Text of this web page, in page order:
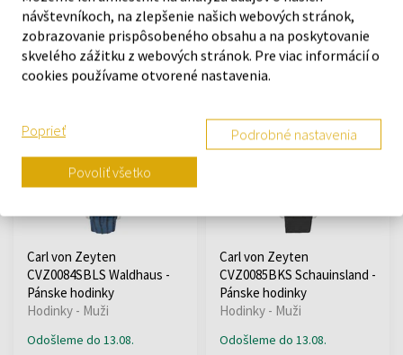
Hodinky - Muži
Odošleme do 13.08.
175,09 €
Hodinky - Muži
Odošleme do 13.08.
Doprava zadarmo
Carl von Zeyten
CVZ0084SBLS Waldhaus -
Pánske hodinky
Hodinky - Muži
Odošleme do 13.08.
Doprava zadarmo
Carl von Zeyten
CVZ0085BKS Schauinsland -
Pánske hodinky
Hodinky - Muži
Odošleme do 13.08.
návštevníkoch, na zlepšenie našich webových stránok,
zobrazovanie prispôsobeného obsahu a na poskytovanie
skvelého zážitku z webových stránok. Pre viac informácií o
cookies používame otvorené nastavenia.
Poprieť Podrobné nastavenia
Povoliť všetko